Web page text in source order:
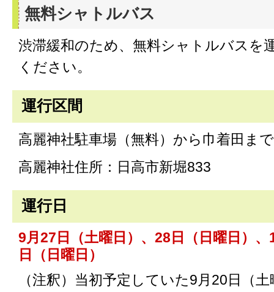
無料シャトルバス
渋滞緩和のため、無料シャトルバスを
ください。
運行区間
高麗神社駐車場（無料）から巾着田ま
高麗神社住所：日高市新堀833
運行日
9月27日（土曜日）、28日（日曜日）
日（日曜日）
（注釈）当初予定していた9月20日（